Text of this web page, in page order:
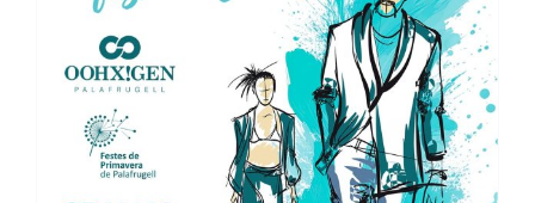
Oohx!gen Fashion Show
2025